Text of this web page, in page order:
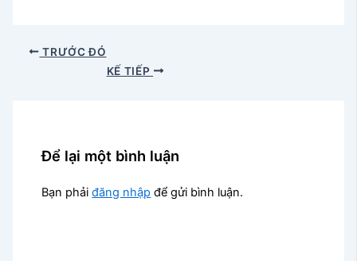
TRƯỚC ĐÓ
KẾ TIẾP
Để lại một bình luận
Bạn phảiđăng nhập để gửi bình luận.